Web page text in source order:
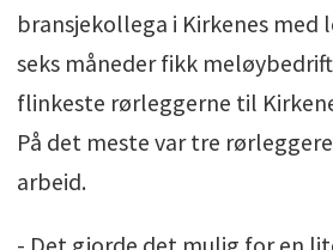
bransjekollega i Kirkenes med
seks måneder fikk
flinkeste rørleggerne til
På det meste var tre
arbeid.